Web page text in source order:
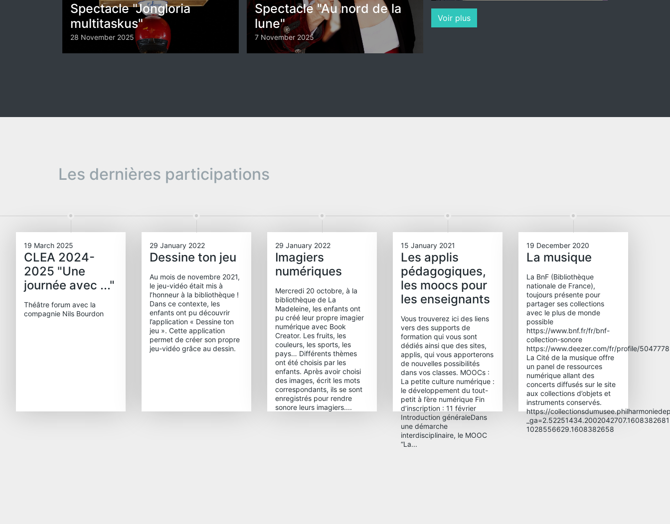
Spectacle "Jongloria
multitaskus"
28 November 2025
Spectacle "Au nord de la
lune"
7 November 2025
Voir plus
Les dernières participations
19 March 2025
CLEA 2024-
2025 "Une
journée avec ..."
Théâtre forum avec la
compagnie Nils Bourdon
29 January 2022
Dessine ton jeu
Au mois de novembre 2021,
le jeu-vidéo était mis à
l’honneur à la bibliothèque !
Dans ce contexte, les
enfants ont pu découvrir
l’application « Dessine ton
jeu ». Cette application
permet de créer son propre
jeu-vidéo grâce au dessin.
29 January 2022
Imagiers
numériques
Mercredi 20 octobre, à la
bibliothèque de La
Madeleine, les enfants ont
pu créé leur propre imagier
numérique avec Book
Creator. Les fruits, les
couleurs, les sports, les
pays… Différents thèmes
ont été choisis par les
enfants. Après avoir choisi
des images, écrit les mots
correspondants, ils se sont
enregistrés pour rendre
sonore leurs imagiers....
15 January 2021
Les applis
pédagogiques,
les moocs pour
les enseignants
Vous trouverez ici des liens
vers des supports de
formation qui vous sont
dédiés ainsi que des sites,
applis, qui vous apporterons
de nouvelles possibilités
dans vos classes. MOOCs :
La petite culture numérique :
le développement du tout-
petit à l’ère numérique Fin
d’inscription : 11 février
Introduction généraleDans
une démarche
interdisciplinaire, le MOOC
“La...
19 December 2020
La musique
La BnF (Bibliothèque
nationale de France),
toujours présente pour
partager ses collections
avec le plus de monde
possible
https://www.bnf.fr/fr/bnf-
collection-sonore
https://www.deezer.com/fr/profile/
La Cité de la musique offre
un panel de ressources
numérique allant des
concerts diffusés sur le site
aux collections d’objets et
instruments conservés.
https://
1028556629.1608382658